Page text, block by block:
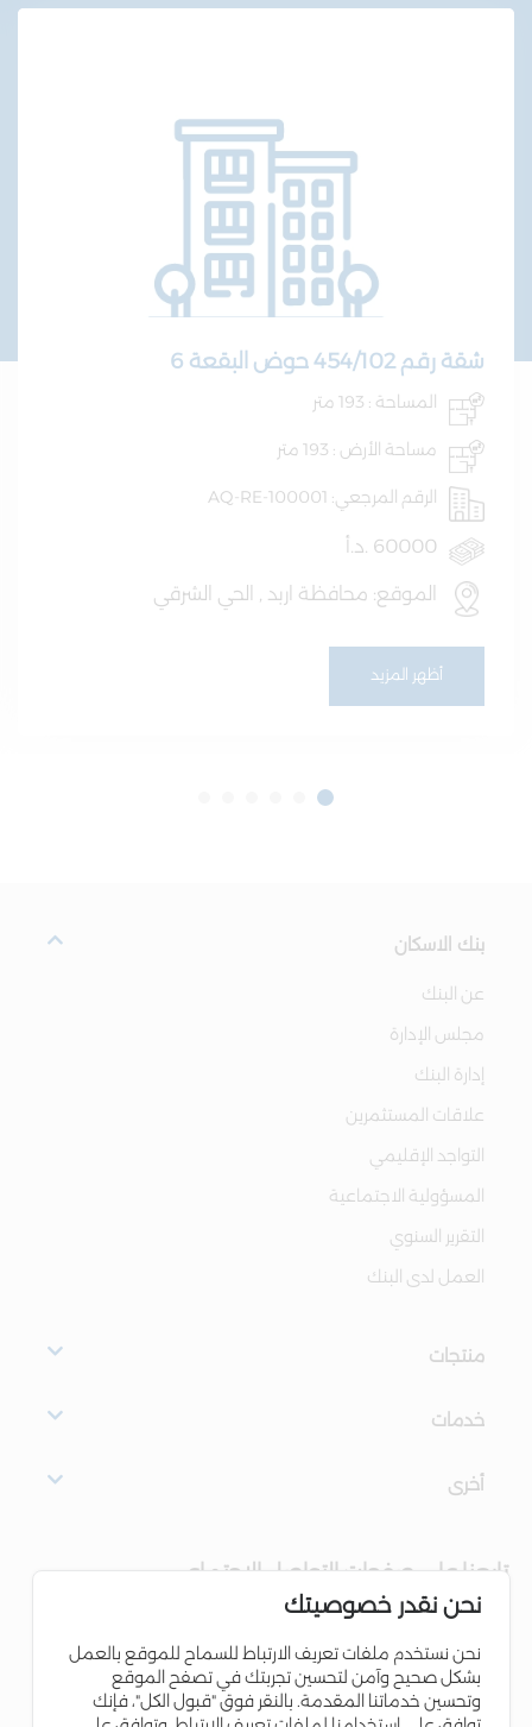
شقة رقم 454/102 حوض البقعة 6
المساحة : 193 متر
مساحة الأرض : 193 متر
الرقم المرجعي: AQ-RE-100001
60000 .د.أ
الموقع: محافظة اربد , الحي الشرقي
أظهر المزيد
بنك الاسكان
عن البنك
مجلس الإدارة
إدارة البنك
علاقات المستثمرين
التواجد الإقليمي
المسؤولية الاجتماعية
التقرير السنوي
العمل لدى البنك
منتجات
خدمات
أخرى
تابعنا على صفحات التواصل الاجتماعي
نحن نقدر خصوصيتك
نحن نستخدم ملفات تعريف الارتباط للسماح للموقع بالعمل
بشكل صحيح وآمن لتحسين تجربتك في تصفح الموقع
وتحسين خدماتنا المقدمة. بالنقر فوق "قبول الكل"، فإنك